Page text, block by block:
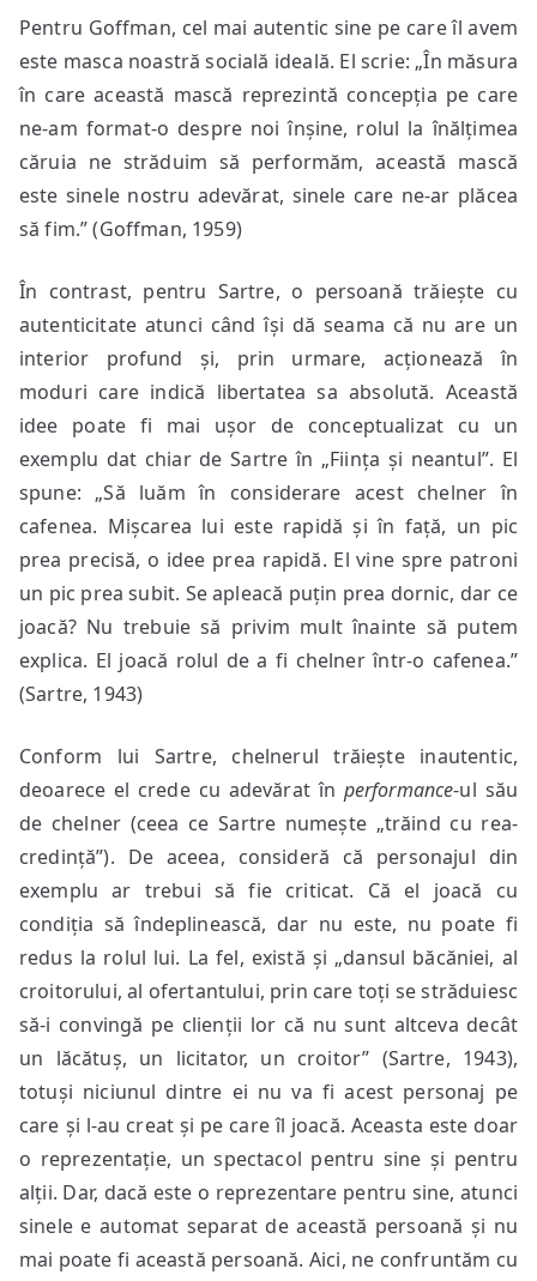
Pentru Goffman, cel mai autentic sine pe care îl avem
este masca noastră socială ideală. El scrie: „În măsura
în care această mască reprezintă concepția pe care
ne-am format-o despre noi înșine, rolul la înălțimea
căruia ne străduim să performăm, această mască
este sinele nostru adevărat, sinele care ne-ar plăcea
să fim.” (Goffman, 1959)
În contrast, pentru Sartre, o persoană trăiește cu
autenticitate atunci când își dă seama că nu are un
interior profund și, prin urmare, acționează în
moduri care indică libertatea sa absolută. Această
idee poate fi mai ușor de conceptualizat cu un
exemplu dat chiar de Sartre în „Ființa și neantul”. El
spune: „Să luăm în considerare acest chelner în
cafenea. Mișcarea lui este rapidă și în față, un pic
prea precisă, o idee prea rapidă. El vine spre patroni
un pic prea subit. Se apleacă puțin prea dornic, dar ce
joacă? Nu trebuie să privim mult înainte să putem
explica. El joacă rolul de a fi chelner într-o cafenea.”
(Sartre, 1943)
Conform lui Sartre, chelnerul trăiește inautentic,
deoarece el crede cu adevărat în performance-ul său
de chelner (ceea ce Sartre numește „trăind cu rea-
credință”). De aceea, consideră că personajul din
exemplu ar trebui să fie criticat. Că el joacă cu
condiția să îndeplinească, dar nu este, nu poate fi
redus la rolul lui. La fel, există și „dansul băcăniei, al
croitorului, al ofertantului, prin care toți se străduiesc
să-i convingă pe clienții lor că nu sunt altceva decât
un lăcătuș, un licitator, un croitor” (Sartre, 1943),
totuși niciunul dintre ei nu va fi acest personaj pe
care și l-au creat și pe care îl joacă. Aceasta este doar
o reprezentație, un spectacol pentru sine și pentru
alții. Dar, dacă este o reprezentare pentru sine, atunci
sinele e automat separat de această persoană și nu
mai poate fi această persoană. Aici, ne confruntăm cu